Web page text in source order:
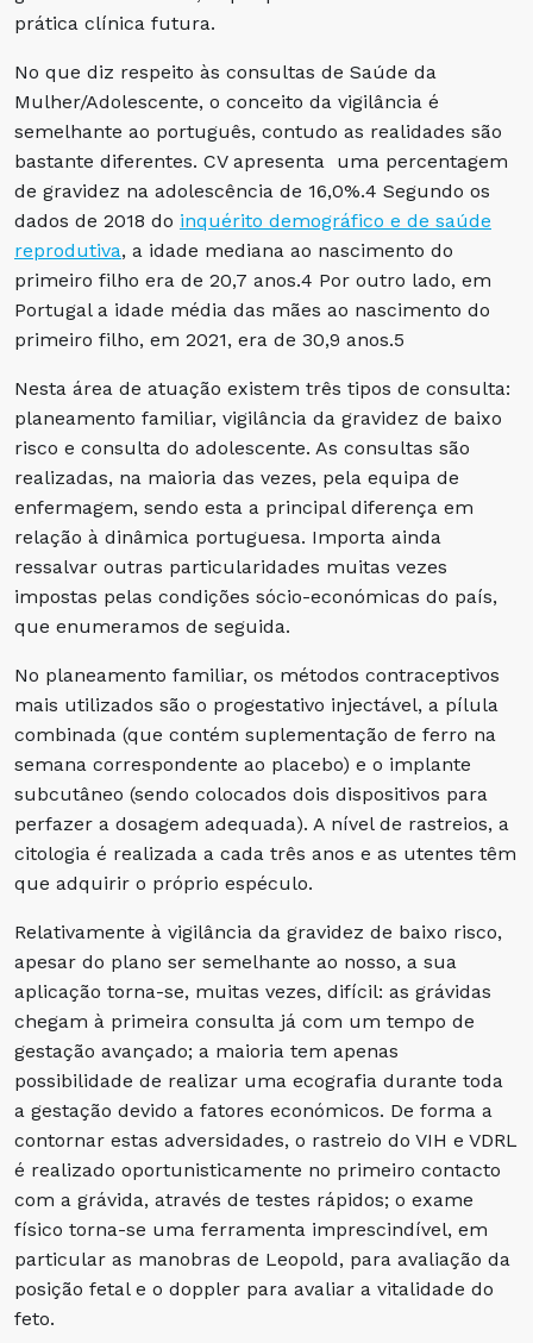
prática clínica futura.
No que diz respeito às consultas de Saúde da
Mulher/Adolescente, o conceito da vigilância é
semelhante ao português, contudo as realidades são
bastante diferentes. CV apresenta uma percentagem
de gravidez na adolescência de 16,0%.4 Segundo os
dados de 2018 do inquérito demográfico e de saúde
reprodutiva, a idade mediana ao nascimento do
primeiro filho era de 20,7 anos.4 Por outro lado, em
Portugal a idade média das mães ao nascimento do
primeiro filho, em 2021, era de 30,9 anos.5
Nesta área de atuação existem três tipos de consulta:
planeamento familiar, vigilância da gravidez de baixo
risco e consulta do adolescente. As consultas são
realizadas, na maioria das vezes, pela equipa de
enfermagem, sendo esta a principal diferença em
relação à dinâmica portuguesa. Importa ainda
ressalvar outras particularidades muitas vezes
impostas pelas condições sócio-económicas do país,
que enumeramos de seguida.
No planeamento familiar, os métodos contraceptivos
mais utilizados são o progestativo injectável, a pílula
combinada (que contém suplementação de ferro na
semana correspondente ao placebo) e o implante
subcutâneo (sendo colocados dois dispositivos para
perfazer a dosagem adequada). A nível de rastreios, a
citologia é realizada a cada três anos e as utentes têm
que adquirir o próprio espéculo.
Relativamente à vigilância da gravidez de baixo risco,
apesar do plano ser semelhante ao nosso, a sua
aplicação torna-se, muitas vezes, difícil: as grávidas
chegam à primeira consulta já com um tempo de
gestação avançado; a maioria tem apenas
possibilidade de realizar uma ecografia durante toda
a gestação devido a fatores económicos. De forma a
contornar estas adversidades, o rastreio do VIH e VDRL
é realizado oportunisticamente no primeiro contacto
com a grávida, através de testes rápidos; o exame
físico torna-se uma ferramenta imprescindível, em
particular as manobras de Leopold, para avaliação da
posição fetal e o doppler para avaliar a vitalidade do
feto.